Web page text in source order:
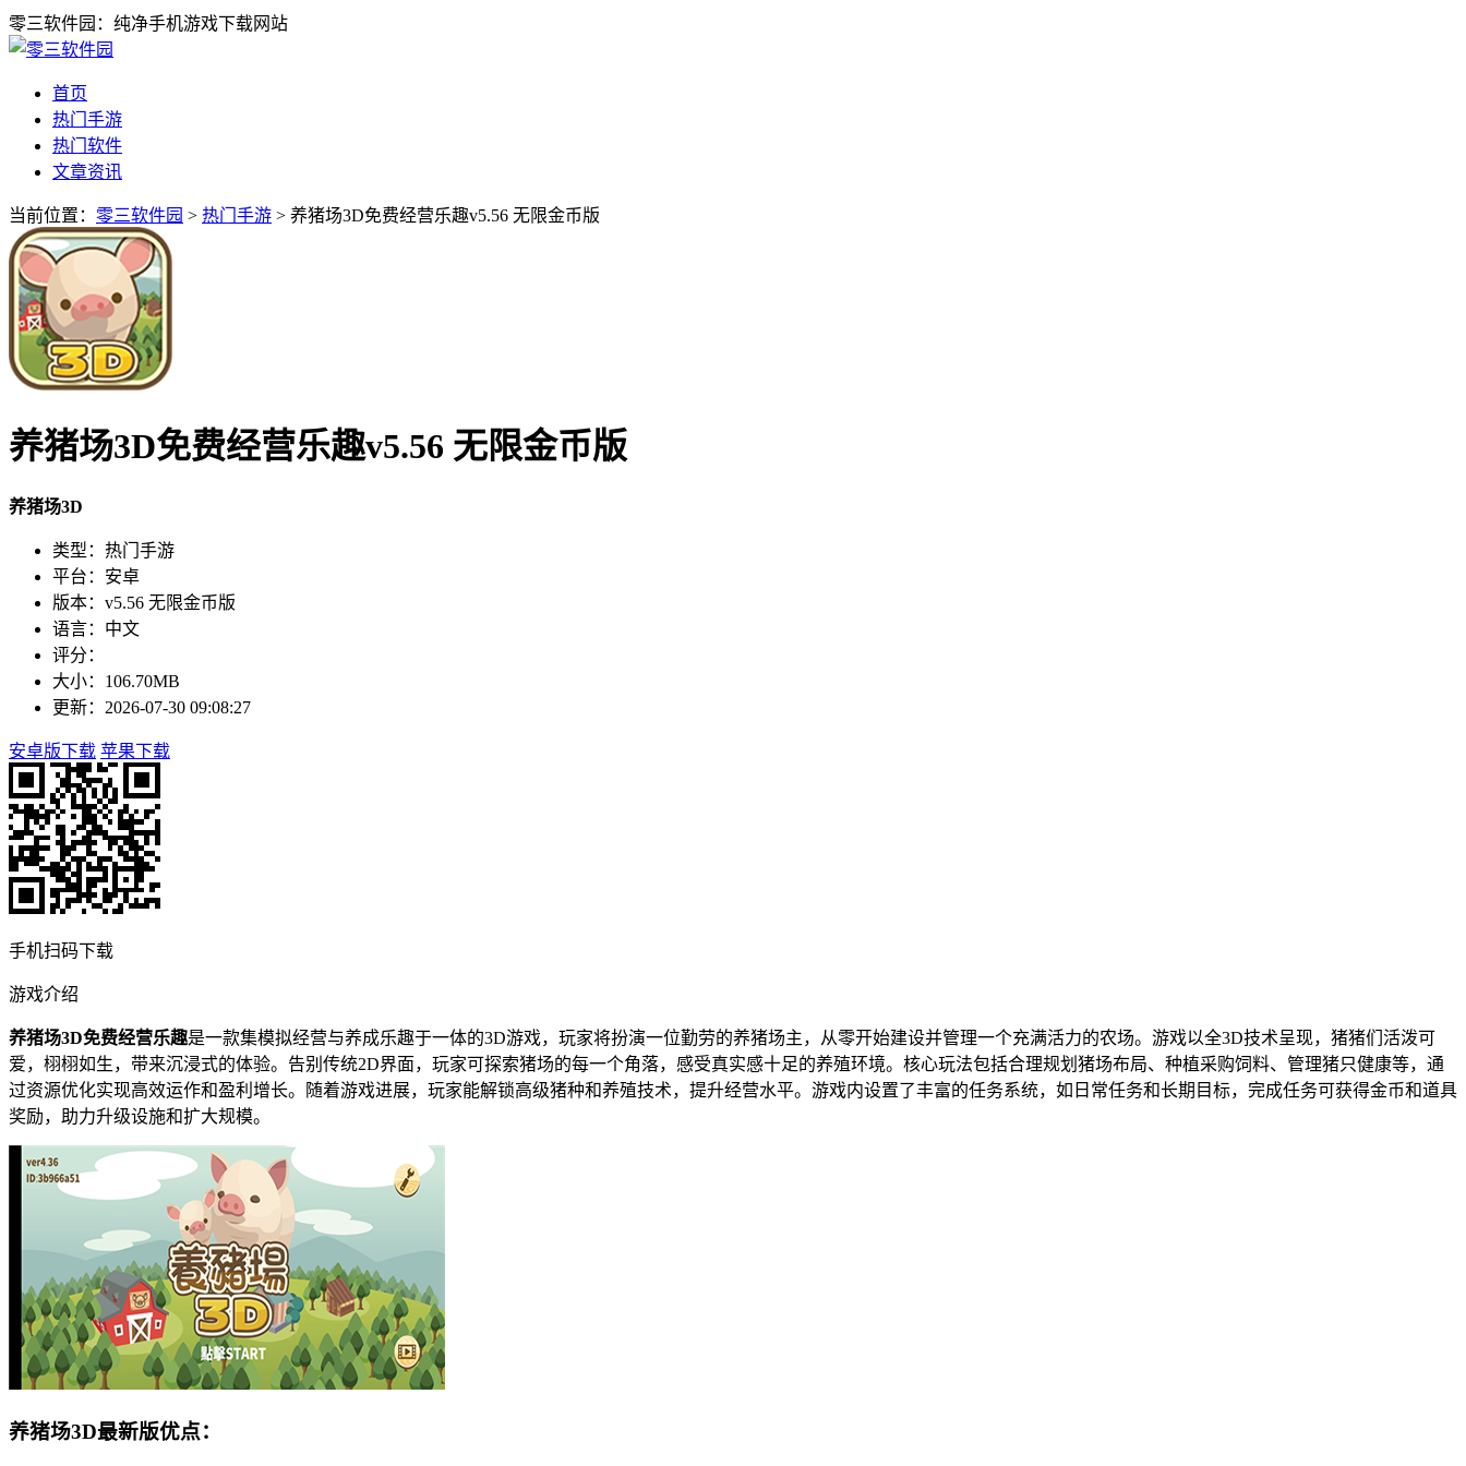
零三软件园：纯净手机游戏下载网站
首页
热门手游
热门软件
文章资讯
当前位置： 零三软件园 > 热门手游 > 养猪场3D免费经营乐趣v5.56 无限金币版
养猪场3D免费经营乐趣v5.56 无限金币版
养猪场3D
类型：热门手游
平台：安卓
版本：v5.56 无限金币版
语言：中文
评分：
大小：106.70MB
更新：2026-07-30 09:08:27
安卓版下载 苹果下载
手机扫码下载
游戏介绍
养猪场3D免费经营乐趣是一款集模拟经营与养成乐趣于一体的3D游戏，玩家将扮演一位勤劳的养猪场主，从零开始建设并管理一个充满活力的农场。游戏以全3D技术呈现，猪猪们活泼可
爱，栩栩如生，带来沉浸式的体验。告别传统2D界面，玩家可探索猪场的每一个角落，感受真实感十足的养殖环境。核心玩法包括合理规划猪场布局、种植采购饲料、管理猪只健康等，通
过资源优化实现高效运作和盈利增长。随着游戏进展，玩家能解锁高级猪种和养殖技术，提升经营水平。游戏内设置了丰富的任务系统，如日常任务和长期目标，完成任务可获得金币和道具
奖励，助力升级设施和扩大规模。
养猪场3D最新版优点：